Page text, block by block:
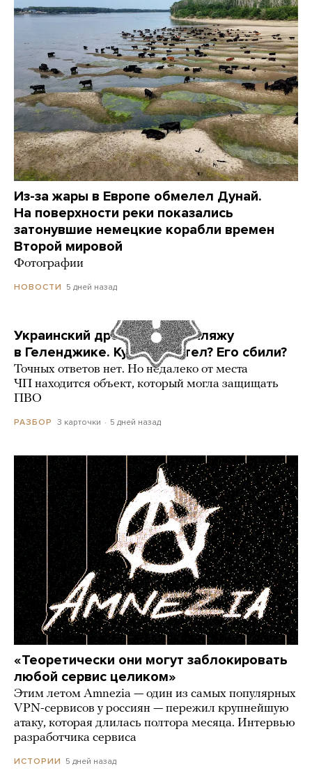
Из-за жары в Европе обмелел Дунай.
На поверхности реки показались
затонувшие немецкие корабли времен
Второй мировой
Фотографии
НОВОСТИ 5 дней назад
Украинский дрон попал по пляжу
в Геленджике. Куда он летел? Его сбили?
Точных ответов нет. Но недалеко от места
ЧП находится объект, который могла защищать
ПВО
РАЗБОР 3 карточки 5 дней назад
«Теоретически они могут заблокировать
любой сервис целиком»
Этим летом Amnezia — один из самых популярных
VPN-сервисов у россиян — пережил крупнейшую
атаку, которая длилась полтора месяца. Интервью
разработчика сервиса
ИСТОРИИ 5 дней назад